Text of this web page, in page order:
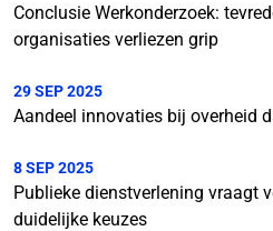
Conclusie Werkonderzoek:
organisaties verliezen grip
29 SEP 2025
Aandeel innovaties bij overheid
8 SEP 2025
Publieke dienstverlening vraagt
duidelijke keuzes